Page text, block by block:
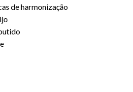
de harmonização